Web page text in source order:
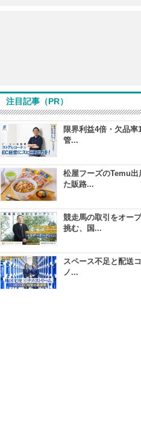
注目記事（PR）
限界利益4倍・欠品
管...
松屋フーズのTemu
た販路...
競走馬の取引をオー
挑む、国...
スペース不足と配送
ノ...